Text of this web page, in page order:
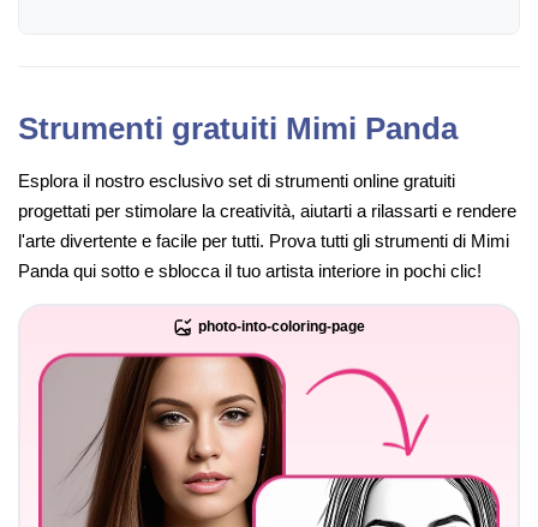
Strumenti gratuiti Mimi Panda
Esplora il nostro esclusivo set di strumenti online gratuiti
progettati per stimolare la creatività, aiutarti a rilassarti e rendere
l'arte divertente e facile per tutti. Prova tutti gli strumenti di Mimi
Panda qui sotto e sblocca il tuo artista interiore in pochi clic!
photo-into-coloring-page